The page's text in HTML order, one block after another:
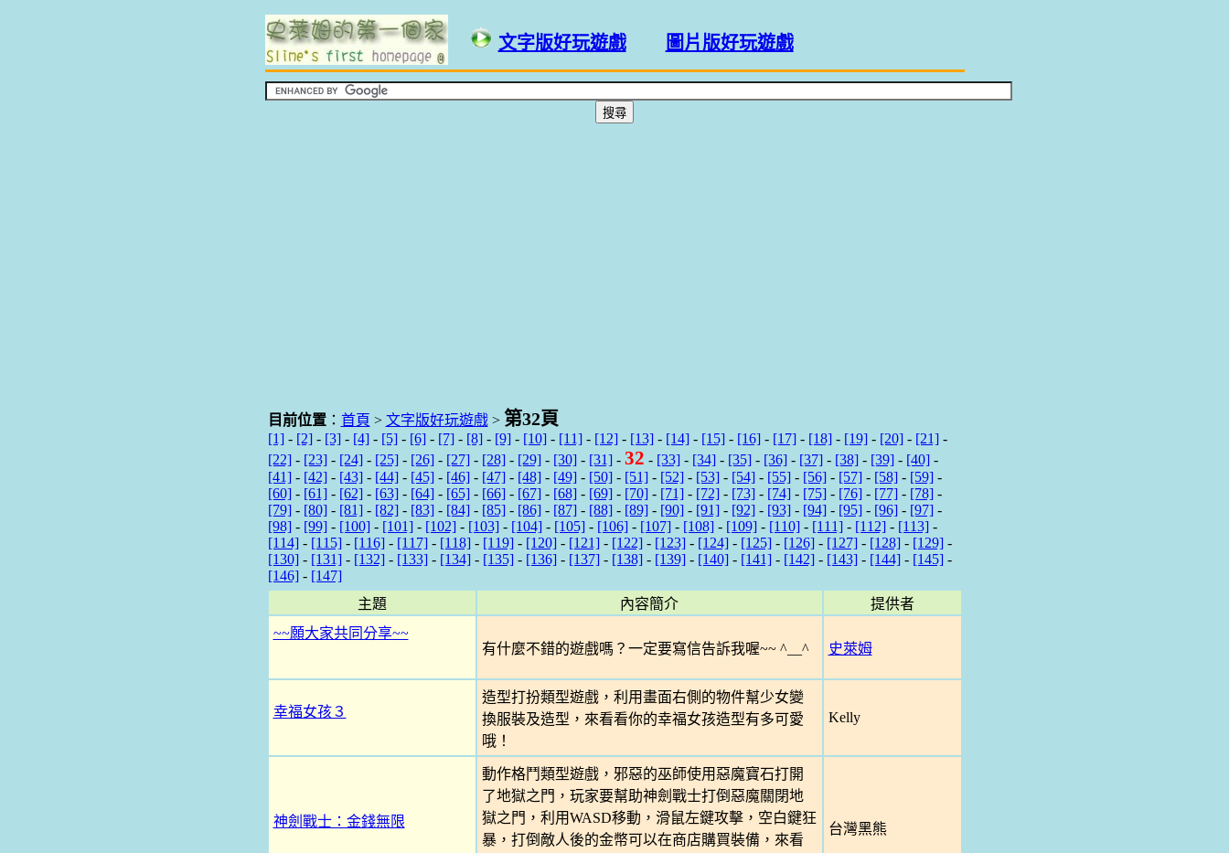
文字版好玩遊戲 圖片版好玩遊戲
目前位置： 首頁 > 文字版好玩遊戲> 第32頁
[1]- [2]- [3]- [4]- [5]- [6]- [7]- [8]- [9]- [10]- [11]- [12]- [13]- [14]- [15]- [16]- [17]- [18]- [19]- [20]- [21]-
[22]- [23]- [24]- [25]- [26]- [27]- [28]- [29]- [30]- [31]- 32 - [33]- [34]- [35]- [36]- [37]- [38]- [39]- [40]-
[41]- [42]- [43]- [44]- [45]- [46]- [47]- [48]- [49]- [50]- [51]- [52]- [53]- [54]- [55]- [56]- [57]- [58]- [59]-
[60]- [61]- [62]- [63]- [64]- [65]- [66]- [67]- [68]- [69]- [70]- [71]- [72]- [73]- [74]- [75]- [76]- [77]- [78]-
[79]- [80]- [81]- [82]- [83]- [84]- [85]- [86]- [87]- [88]- [89]- [90]- [91]- [92]- [93]- [94]- [95]- [96]- [97]-
[98]- [99]- [100]- [101]- [102]- [103]- [104]- [105]- [106]- [107]- [108]- [109]- [110]- [111]- [112]- [113]-
[114]- [115]- [116]- [117]- [118]- [119]- [120]- [121]- [122]- [123]- [124]- [125]- [126]- [127]- [128]- [129]-
[130]- [131]- [132]- [133]- [134]- [135]- [136]- [137]- [138]- [139]- [140]- [141]- [142]- [143]- [144]- [145]-
[146]- [147]
主題
內容簡介
提供者
~~願大家共同分享~~
有什麼不錯的遊戲嗎？一定要寫信告訴我喔~~ ^__^
史萊姆
幸福女孩３
造型打扮類型遊戲，利用畫面右側的物件幫少女變
換服裝及造型，來看看你的幸福女孩造型有多可愛
哦！
Kelly
神劍戰士：金錢無限
動作格鬥類型遊戲，邪惡的巫師使用惡魔寶石打開
了地獄之門，玩家要幫助神劍戰士打倒惡魔關閉地
獄之門，利用WASD移動，滑鼠左鍵攻擊，空白鍵狂
暴，打倒敵人後的金幣可以在商店購買裝備，來看
台灣黑熊